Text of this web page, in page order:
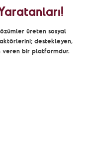
üreten sosyal
destekleyen,
veren bir platformdur.